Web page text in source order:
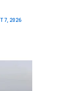
7, 2026